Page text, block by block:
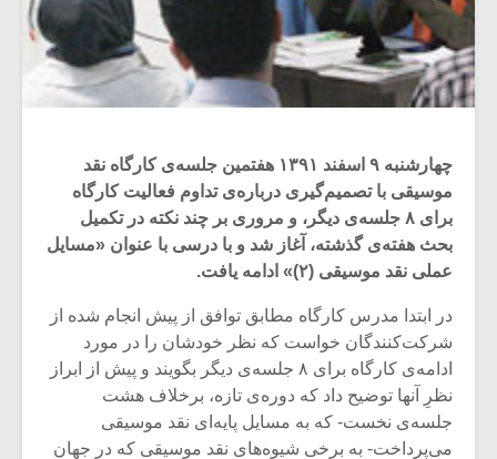
چهارشنبه ۹ اسفند ۱۳۹۱ هفتمین جلسه‌ی کارگاه نقد
موسیقی با تصمیم‌گیری درباره‌ی تداوم فعالیت کارگاه
برای ۸ جلسه‌ی دیگر، و مروری بر چند نکته در تکمیل
بحث هفته‌ی گذشته، آغاز شد و با درسی با عنوان «مسایل
عملی نقد موسیقی (۲)» ادامه یافت.
در ابتدا مدرس کارگاه مطابق توافق از پیش انجام شده از
شرکت‌کنندگان خواست که نظر خودشان را در مورد
ادامه‌ی کارگاه برای ۸ جلسه‌ی دیگر بگویند و پیش از ابراز
نظرِ آنها توضیح داد که دوره‌ی تازه، برخلاف هشت
جلسه‌ی نخست- که به مسایل پایه‌ای نقد موسیقی
می‌پرداخت- به برخی شیوه‌های نقد موسیقی که در جهان